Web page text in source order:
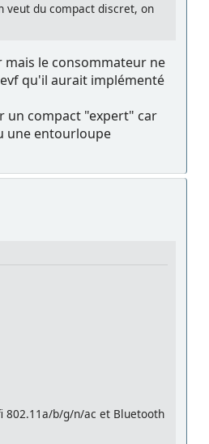
veut du compact discret, on
le consommateur ne
qu'il aurait implémenté
un compact "expert" car
une entourloupe
802.11a/b/g/n/ac et Bluetooth